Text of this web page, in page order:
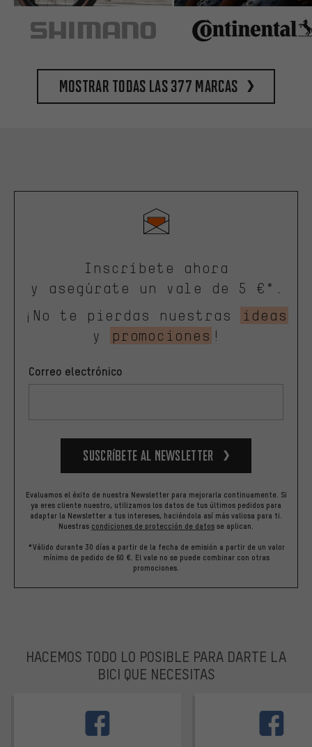
Mostrar todas las 377 marcas
Inscríbete ahora
y asegúrate un vale de 5 €*.
¡No te pierdas nuestras
ideas
y
promociones !
Correo electrónico
Suscríbete al newsletter
Evaluamos el éxito de nuestra Newsletter para mejorarla continuamente. Si
ya eres cliente nuestro, utilizamos los datos de tus últimos pedidos para
adaptar la Newsletter a tus intereses, haciéndola así más valiosa para ti.
Nuestras condiciones de protección de datos se aplican.
*Válido durante 30 días a partir de la fecha de emisión a partir de un valor
mínimo de pedido de 60 €. El vale no se puede combinar con otras
promociones.
HACEMOS TODO LO POSIBLE PARA DARTE LA
BICI QUE NECESITAS